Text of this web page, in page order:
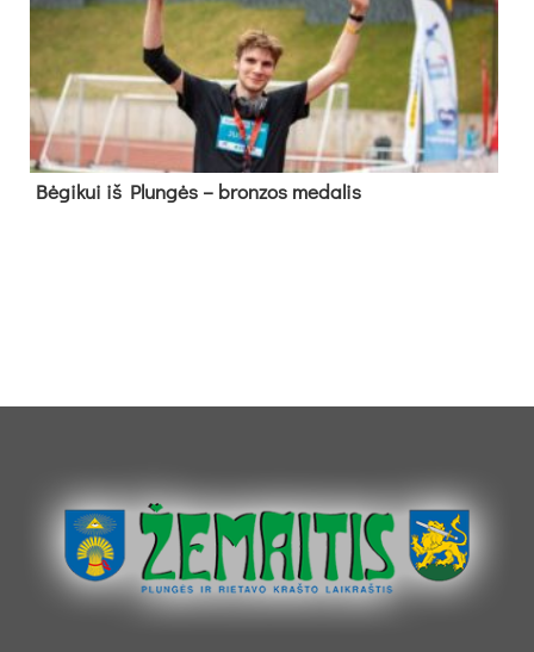
Bė­gi­kui iš Plun­gės – bron­zos me­da­lis